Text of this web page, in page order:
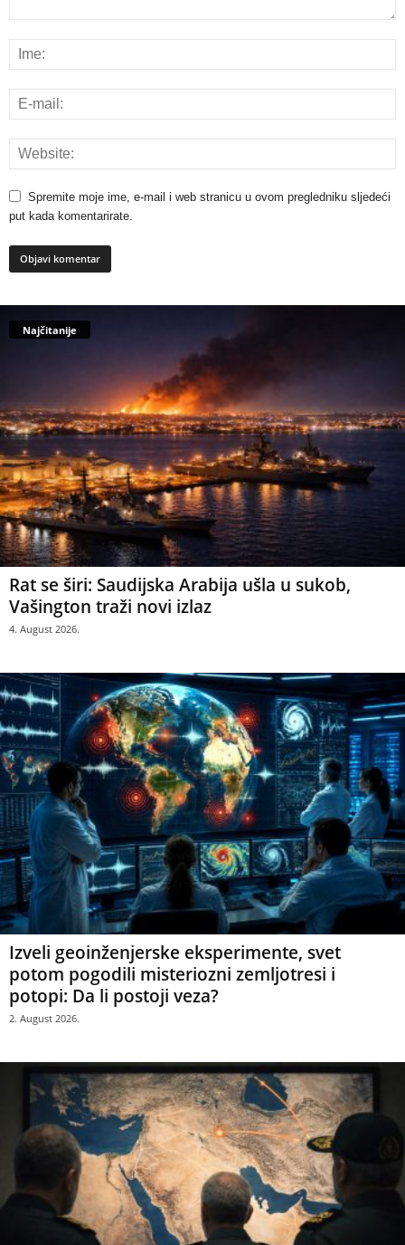
Spremite moje ime, e-mail i web stranicu u ovom pregledniku sljedeći
put kada komentarirate.
Najčitanije
Rat se širi: Saudijska Arabija ušla u sukob,
Vašington traži novi izlaz
4. August 2026.
Izveli geoinženjerske eksperimente, svet
potom pogodili misteriozni zemljotresi i
potopi: Da li postoji veza?
2. August 2026.